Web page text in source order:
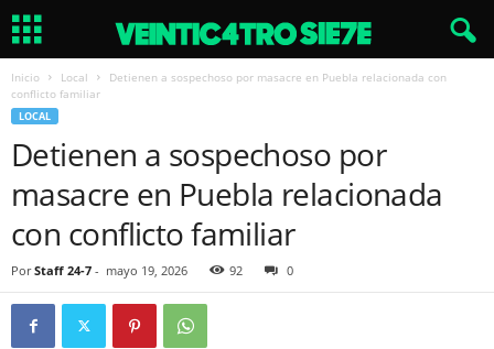
Inicio Local
Detienen a sospechoso por masacre en Puebla relacionada con
conflicto familiar
LOCAL
Detienen a sospechoso por
masacre en Puebla relacionada
con conflicto familiar
Por Staff 24-7 - mayo 19, 2026 92 0